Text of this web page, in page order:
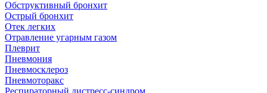
Обструктивный бронхит
Острый бронхит
Отек легких
Отравление угарным газом
Плеврит
Пневмония
Пневмосклероз
Пневмоторакс
Респираторный дистресс-синдром